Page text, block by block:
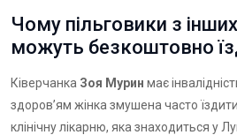
Чому пільговики з
можуть безкоштовно
Ківерчанка Зоя Мурин має
здоров’ям жінка змушена часто
клінічну лікарню, яка знаходиться у